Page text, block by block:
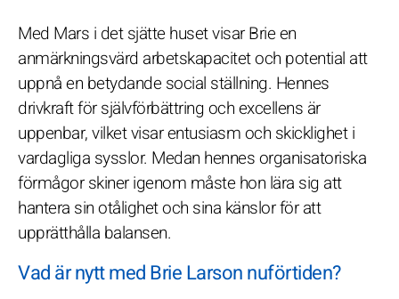
Med Mars i det sjätte huset visar Brie en
anmärkningsvärd arbetskapacitet och potential att
uppnå en betydande social ställning. Hennes
drivkraft för självförbättring och excellens är
uppenbar, vilket visar entusiasm och skicklighet i
vardagliga sysslor. Medan hennes organisatoriska
förmågor skiner igenom måste hon lära sig att
hantera sin otålighet och sina känslor för att
upprätthålla balansen.
Vad är nytt med Brie Larson nuförtiden?